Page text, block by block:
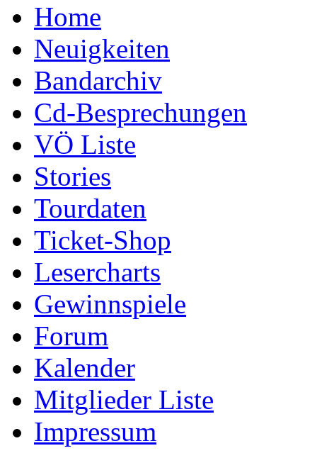
Home
Neuigkeiten
Bandarchiv
Cd-Besprechungen
VÖ Liste
Stories
Tourdaten
Ticket-Shop
Lesercharts
Gewinnspiele
Forum
Kalender
Mitglieder Liste
Impressum